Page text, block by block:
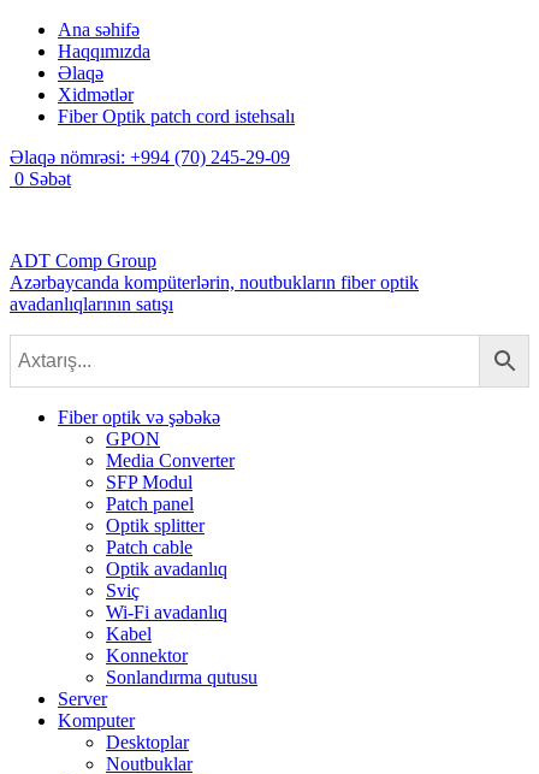
Ana səhifə
Haqqımızda
Əlaqə
Xidmətlər
Fiber Optik patch cord istehsalı
Əlaqə nömrəsi: +994 (70) 245-29-09
0 Səbət
ADT Comp Group
Azərbaycanda kompüterlərin, noutbukların fiber optik
avadanlıqlarının satışı
Fiber optik və şəbəkə
GPON
Media Converter
SFP Modul
Patch panel
Optik splitter
Patch cable
Optik avadanlıq
Sviç
Wi-Fi avadanlıq
Kabel
Konnektor
Sonlandırma qutusu
Server
Komputer
Desktoplar
Noutbuklar